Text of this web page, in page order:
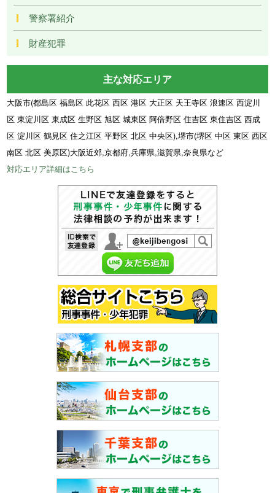
警察署紹介
財産犯罪
主な対応エリア
大阪市(都島区 福島区 此花区 西区 港区 大正区 天王寺区 浪速区 西淀川
区 東淀川区 東成区 生野区 旭区 城東区 阿倍野区 住吉区 東住吉区 西成
区 淀川区 鶴見区 住之江区 平野区 北区 中央区),堺市(堺区 中区 東区 西区
南区 北区 美原区)大阪近郊,京都府,兵庫県,滋賀県,奈良県など
対応エリア詳細はこちら